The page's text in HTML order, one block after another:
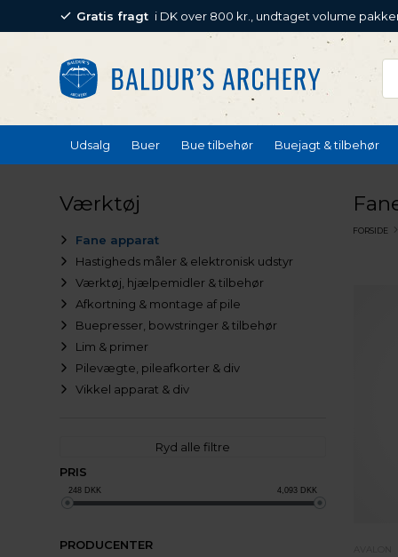
Gratis fragt i DK over 800 kr., undtaget volume
Udsalg Buer Bue tilbehør Buejagt & tilbehør
Værktøj
Fane apparat
Hastigheds måler & elektronisk udstyr
Værktøj, hjælpemidler & tilbehør
Afkortning & montage af pile
Buepresser, bowstringer & tilbehør
Lim & primer
Pilevægte, pileafkorter & div
Vikkel apparat & div
Ryd alle filtre
PRIS
248 DKK 4,093 DKK
PRODUCENTER
FORSIDE